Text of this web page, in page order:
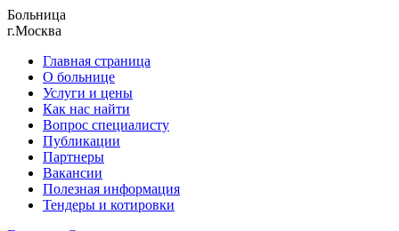
Больница
г.Москва
Главная страница
О больнице
Услуги и цены
Как нас найти
Вопрос специалисту
Публикации
Партнеры
Вакансии
Полезная информация
Тендеры и котировки